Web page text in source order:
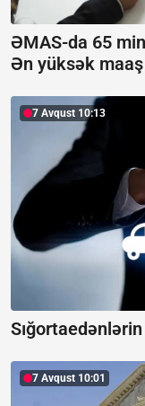
ƏMAS-da 65
Ən yüksək
7 Avqust 10:13
7 Avqust 10:01